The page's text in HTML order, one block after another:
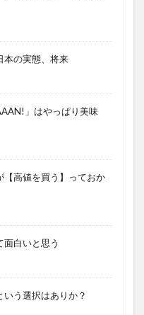
本の実態、将来
」はやっぱり美味
【高値を買う】っておか
白いと思う
う選択はありか？